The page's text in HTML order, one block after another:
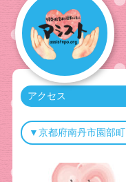
アクセス
▼京都府南丹市園部町